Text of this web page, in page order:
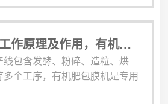
份原料都能受到均匀、稳定的
粪便、农作物秸秆、园林枯
餐厨残渣等各类生物质原料，
，送入设备均可一次性挤压成
颗粒紧实度一致，无软粒、
有机肥包膜机工作原理及作用，有机肥颗粒后处理设备讲解
包含发酵、粉碎、造粒、烘
个工序，有机肥包膜机是专用
有机肥加工设备中关键的后端